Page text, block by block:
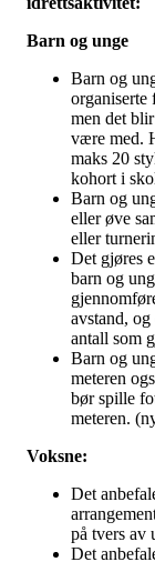
Barn og unge
Barn og
organiserte
men det
være med.
maks 20
kohort i
Barn og
eller øve
eller
Det gjøres
barn og
avstand,
antall som
Barn og
meteren
bør spille
meteren.
Voksne:
Det
på tvers av
Det